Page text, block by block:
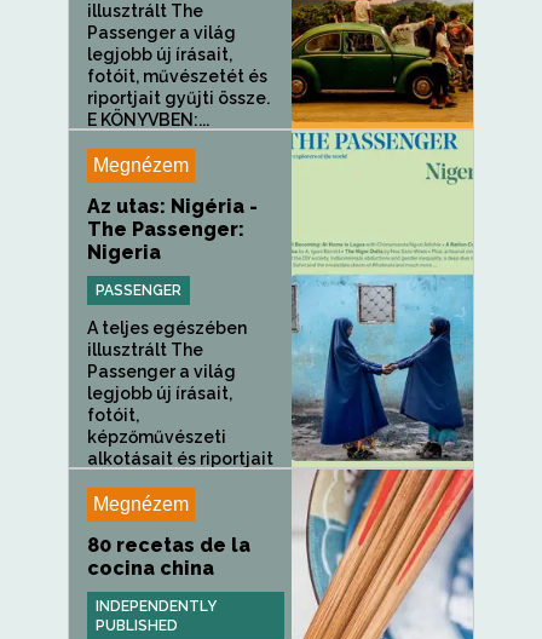
illusztrált The
Passenger a világ
legjobb új írásait,
fotóit, művészetét és
riportjait gyűjti össze.
E KÖNYVBEN:...
Megnézem
Az utas: Nigéria -
The Passenger:
Nigeria
PASSENGER
A teljes egészében
illusztrált The
Passenger a világ
legjobb új írásait,
fotóit,
képzőművészeti
alkotásait és riportjait
Megnézem
80 recetas de la
cocina china
INDEPENDENTLY
PUBLISHED